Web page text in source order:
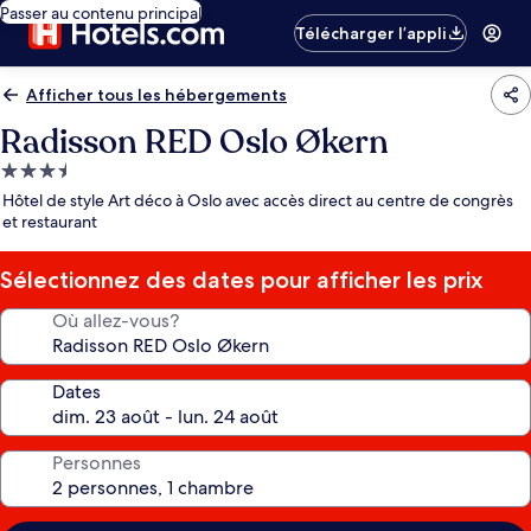
Passer au contenu principal
Télécharger l’appli
Afficher tous les hébergements
Radisson RED Oslo Økern
Hébergement
3.5 étoiles
Hôtel de style Art déco à Oslo avec accès direct au centre de congrès
et restaurant
Sélectionnez des dates pour afficher les prix
Où allez-vous?
Dates
Personnes